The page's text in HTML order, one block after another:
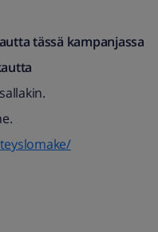
tässä kampanjassa